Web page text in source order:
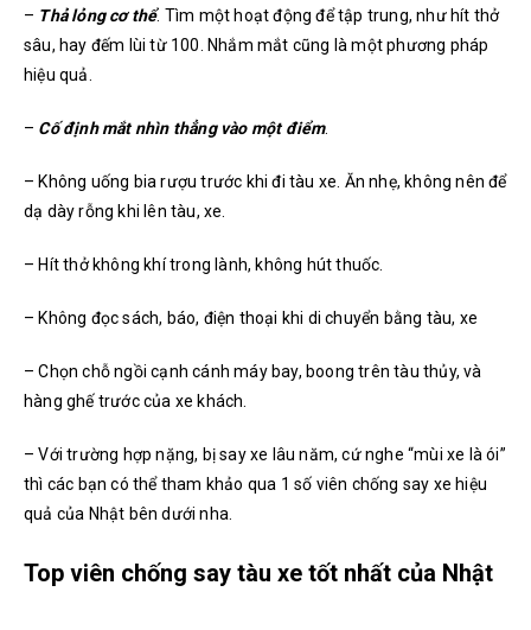
– Thả lỏng cơ thể. Tìm một hoạt động để tập trung, như hít thở
sâu, hay đếm lùi từ 100. Nhắm mắt cũng là một phương pháp
hiệu quả.
– Cố định mắt nhìn thẳng vào một điểm.
– Không uống bia rượu trước khi đi tàu xe. Ăn nhẹ, không nên để
dạ dày rỗng khi lên tàu, xe.
– Hít thở không khí trong lành, không hút thuốc.
– Không đọc sách, báo, điện thoại khi di chuyển bằng tàu, xe
– Chọn chỗ ngồi cạnh cánh máy bay, boong trên tàu thủy, và
hàng ghế trước của xe khách.
– Với trường hợp nặng, bị say xe lâu năm, cứ nghe “mùi xe là ói”
thì các bạn có thể tham khảo qua 1 số viên chống say xe hiệu
quả của Nhật bên dưới nha.
Top viên chống say tàu xe tốt nhất của Nhật